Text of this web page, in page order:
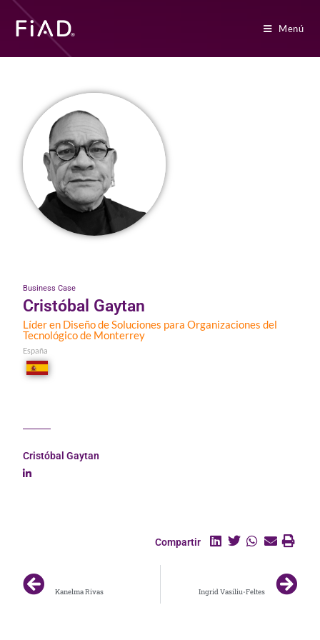
Menú
Business Case
Cristóbal Gaytan
Líder en Diseño de Soluciones para Organizaciones del
Tecnológico de Monterrey
España
Cristóbal Gaytan
Compartir
Kanelma Rivas Ingrid Vasiliu-Feltes